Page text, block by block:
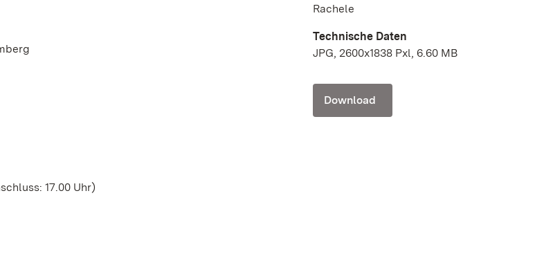
17.00 Uhr)
Rachele
Technische Daten
JPG, 2600x1838 Pxl, 6.60 MB
Download